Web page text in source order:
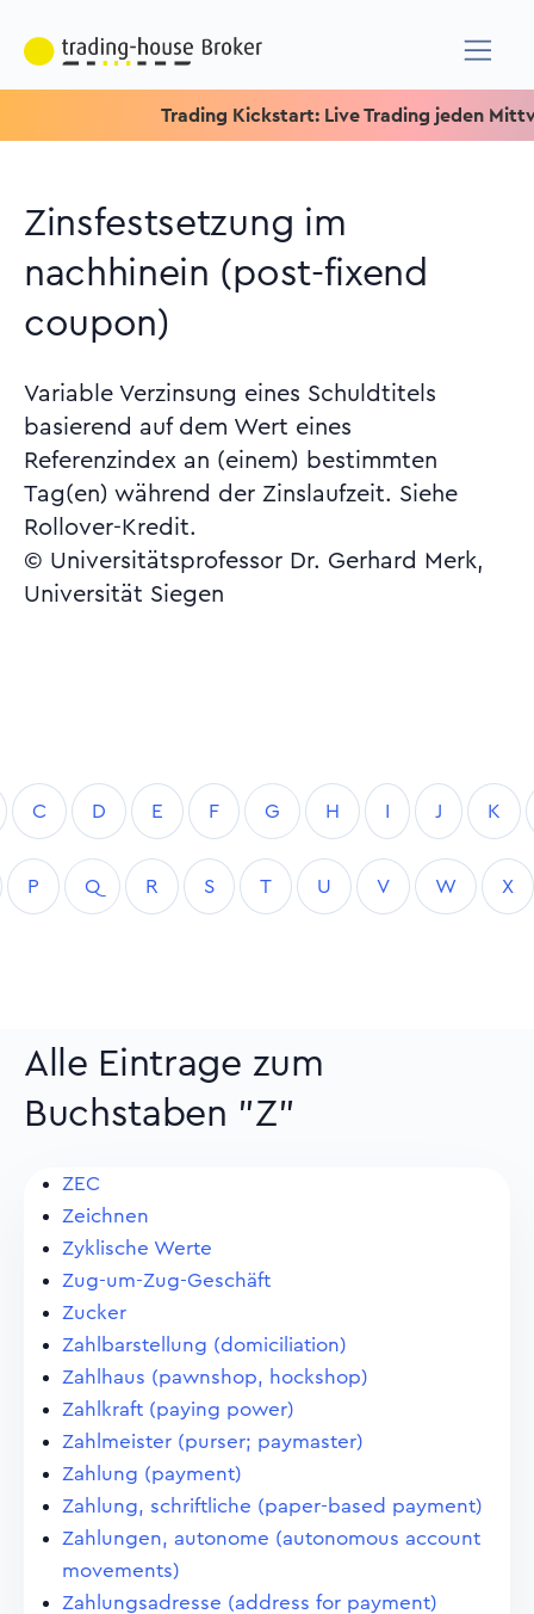
Trading Kickstart: Live Trading jeden
Zinsfestsetzung im
nachhinein (post-fixend
coupon)
Variable Verzinsung eines Schuldtitels
basierend auf dem Wert eines
Referenzindex an (einem) bestimmten
Tag(en) während der Zinslaufzeit. Siehe
Rollover-Kredit.
© Universitätsprofessor Dr. Gerhard Merk,
Universität Siegen
C D E F G H I J K
P Q R S T U V W X
Alle Eintrage zum
Buchstaben "Z"
ZEC
Zeichnen
Zyklische Werte
Zug-um-Zug-Geschäft
Zucker
Zahlbarstellung (domiciliation)
Zahlhaus (pawnshop, hockshop)
Zahlkraft (paying power)
Zahlmeister (purser; paymaster)
Zahlung (payment)
Zahlung, schriftliche (paper-based payment)
Zahlungen, autonome (autonomous account
movements)
Zahlungsadresse (address for payment)